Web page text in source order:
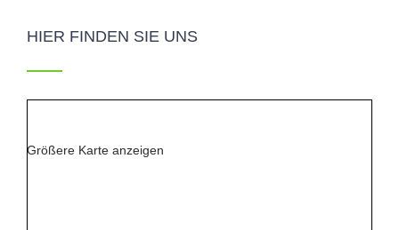
HIER FINDEN SIE UNS
Größere Karte anzeigen